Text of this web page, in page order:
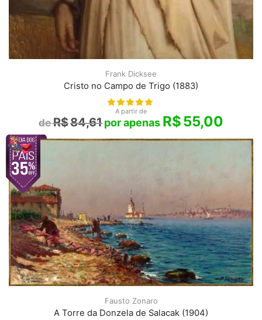
Frank Dicksee
Cristo no Campo de Trigo (1883)
A partir de
R$84,61 R$55,00
Fausto Zonaro
A Torre da Donzela de Salacak (1904)